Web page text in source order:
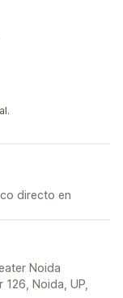
directo en
Noida
126, Noida, UP,